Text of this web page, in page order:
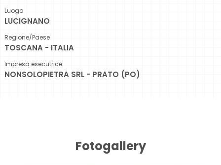
Luogo
LUCIGNANO
Regione/Paese
TOSCANA - ITALIA
Impresa esecutrice
NONSOLOPIETRA SRL - PRATO (PO)
Fotogallery